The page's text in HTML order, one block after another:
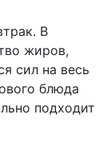
В
жиров,
сил на весь
блюда
подходит